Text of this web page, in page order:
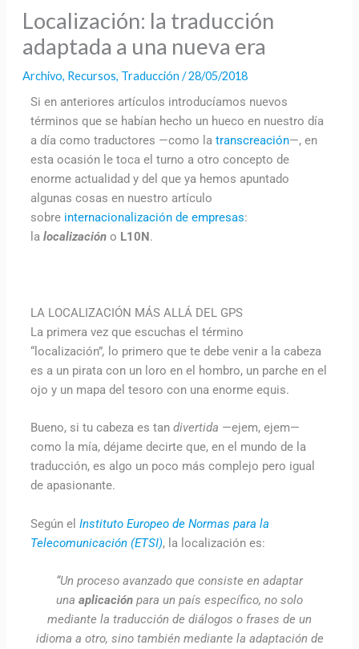
Localización: la traducción
adaptada a una nueva era
Archivo, Recursos, Traducción /28/05/2018
Si en anteriores artículos introducíamos nuevos
términos que se habían hecho un hueco en nuestro día
a día como traductores —como la transcreación—, en
esta ocasión le toca el turno a otro concepto de
enorme actualidad y del que ya hemos apuntado
algunas cosas en nuestro artículo
sobre internacionalización de empresas:
la localizacióno L10N.
LA LOCALIZACIÓN MÁS ALLÁ DEL GPS
La primera vez que escuchas el término
“localización”, lo primero que te debe venir a la cabeza
es a un pirata con un loro en el hombro, un parche en el
ojo y un mapa del tesoro con una enorme equis.
Bueno, si tu cabeza es tan divertida —ejem, ejem—
como la mía, déjame decirte que, en el mundo de la
traducción, es algo un poco más complejo pero igual
de apasionante.
Según el Instituto Europeo de Normas para la
Telecomunicación (ETSI), la localización es:
“Un proceso avanzado que consiste en adaptar
una aplicación para un país específico, no solo
mediante la traducción de diálogos o frases de un
idioma a otro, sino también mediante la adaptación de